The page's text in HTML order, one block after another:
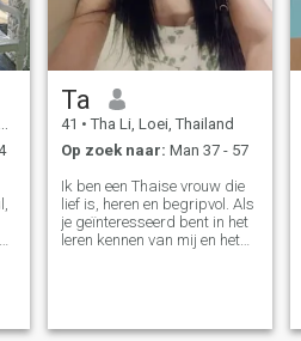
Ta
41 • Tha Li, Loei, Thailand
Op zoek naar: Man 37 - 57
Ik ben een Thaise vrouw die
lief is, heren en begripvol. Als
je geïnteresseerd bent in het
leren kennen van mij en het